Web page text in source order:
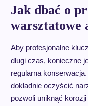
Jak dbać o
warsztatowe
Aby profesjonalne
długi czas, konieczne
regularna
dokładnie oczyścić
pozwoli uniknąć